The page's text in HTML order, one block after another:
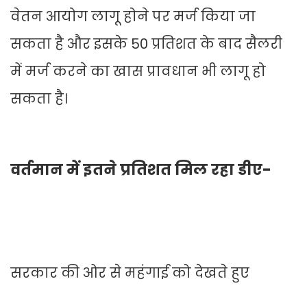
वेतन आयोग लागू होने पर मर्ज किया जा
सकता है और इसके 50 प्रतिशत के बाद सैलरी
में मर्ज करने का खास प्रावधान भी लागू हो
सकता है।
वर्तमान में इतने प्रतिशत मिल रहा डीए-
सरकार की ओर से महंगाई को देखते हुए